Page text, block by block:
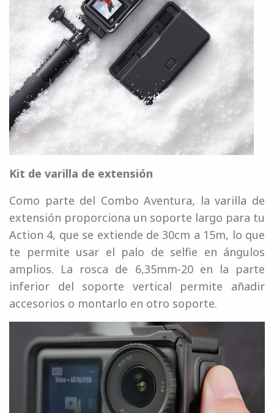
Kit de varilla de extensión
Como parte del Combo Aventura, la varilla de
extensión proporciona un soporte largo para tu
Action 4, que se extiende de 30cm a 15m, lo que
te permite usar el palo de selfie en ángulos
amplios. La rosca de 6,35mm-20 en la parte
inferior del soporte vertical permite añadir
accesorios o montarlo en otro soporte.